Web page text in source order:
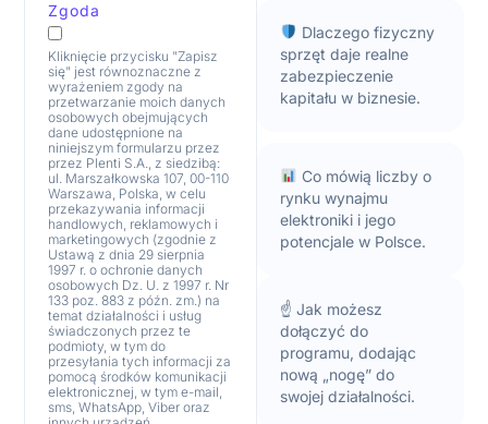
Dlaczego fizyczny
sprzęt daje realne
zabezpieczenie
kapitału w biznesie.
Co mówią liczby o
rynku wynajmu
elektroniki i jego
potencjale w Polsce.
☝️ Jak możesz
dołączyć do
programu, dodając
nową „nogę” do
swojej działalności.
Zgoda
Kliknięcie przycisku "Zapisz
się" jest równoznaczne z
wyrażeniem zgody na
przetwarzanie moich danych
osobowych obejmujących
dane udostępnione na
niniejszym formularzu przez
przez Plenti S.A., z siedzibą:
ul. Marszałkowska 107, 00-110
Warszawa, Polska, w celu
przekazywania informacji
handlowych, reklamowych i
marketingowych (zgodnie z
Ustawą z dnia 29 sierpnia
1997 r. o ochronie danych
osobowych Dz. U. z 1997 r. Nr
133 poz. 883 z późn. zm.) na
temat działalności i usług
świadczonych przez te
podmioty, w tym do
przesyłania tych informacji za
pomocą środków komunikacji
elektronicznej, w tym e-mail,
sms, WhatsApp, Viber oraz